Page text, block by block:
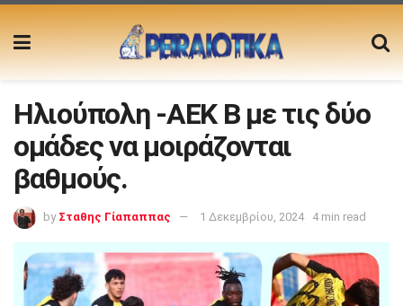
Ηλιούπολη -ΑΕΚ Β με τις δύο
ομάδες να μοιράζονται
βαθμούς.
by Σταθης Γίαπαππας 1 Δεκεμβρίου, 2024 4 min read